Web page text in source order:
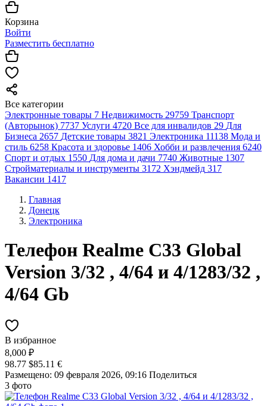
Корзина
Войти
Разместить бесплатно
Все категории
Электронные товары 7 Недвижимость 29759 Транспорт
(Авторынок) 7737 Услуги 4720 Все для инвалидов 29 Для
Бизнеса 2657 Детские товары 3821 Электроника 11138 Мода и
стиль 6258 Красота и здоровье 1406 Хобби и развлечения 6240
Спорт и отдых 1550 Для дома и дачи 7740 Животные 1307
Стройматериалы и инструменты 3172 Хэндмейд 317
Вакансии 1417
Главная
Донецк
Электроника
Телефон Realme C33 Global
Version 3/32 , 4/64 и 4/1283/32 ,
4/64 Gb
В избранное
8,000 ₽
98.77 $85.11 €
Размещено: 09 февраля 2026, 09:16 Поделиться
3 фото